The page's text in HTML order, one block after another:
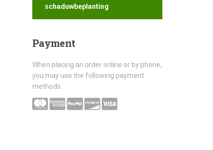
schaduwbeplanting
Payment
When placing an order online or by phone,
you may use the following payment
methods: